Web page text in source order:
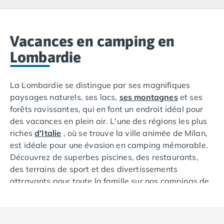
Camping Les Landes
Camping Biscarrosse
Camping Capbreton
Camping Messanges
Camping Moliets et Maa
Camping Sanguinet
Camping Seignosse
Camping Vieux Boucau les Bains
Camping Pyrénées Atlantiques
Camping Bayonne
Camping Biarritz
Camping Bidart
Vacances en camping en
Lombardie
La Lombardie se distingue par ses magnifiques
paysages naturels, ses lacs, ses montagneset ses
forêts ravissantes, qui en font un endroit idéal pour
des vacances en plein air. L'une des régions les plus
richesd'Italie , où se trouve la ville animée de Milan,
est idéale pour une évasion en camping mémorable.
Découvrez de superbes piscines, des restaurants,
des terrains de sport et des divertissements
attrayants pour toute la famille sur nos campings de